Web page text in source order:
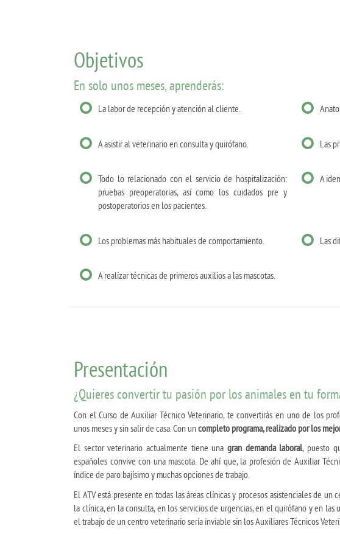
Objetivos
En solo unos meses, aprenderás:
La labor de recepción y atención al cliente.
A asistir al veterinario en consulta y quirófano. Las
Todo lo relacionado con el servicio de hospitalización:
pruebas preoperatorias, así como los cuidados pre y
postoperatorios en los pacientes.
A
Los problemas más habituales de comportamiento. Las
A realizar técnicas de primeros auxilios a las mascotas.
Presentación
¿Quieres convertir tu pasión por los animales en tu
Con el Curso de Auxiliar Técnico Veterinario, te convertirás en uno de los
unos meses y sin salir de casa. Con uncompleto programa, realizado por los
El sector veterinario actualmente tiene unagran demanda laboral, puesto
españoles convive con una mascota. De ahí que, la profesión de Auxiliar
índice de paro bajísimo y muchas opciones de trabajo.
El ATV está presente en todas las áreas clínicas y procesos asistenciales de
la clínica, en la consulta, en los servicios de urgencias, en el quirófano y en las
el trabajo de un centro veterinario sería inviable sin los Auxiliares Técnicos